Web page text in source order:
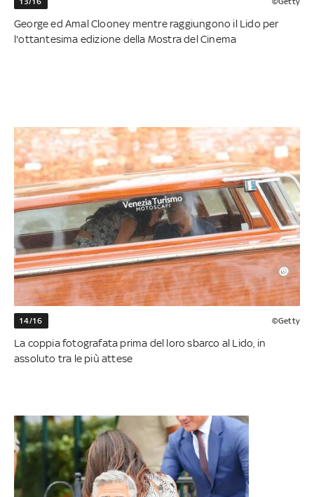
George ed Amal Clooney mentre raggiungono il Lido per
l'ottantesima edizione della Mostra del Cinema
14/16 ©Getty
La coppia fotografata prima del loro sbarco al Lido, in
assoluto tra le più attese